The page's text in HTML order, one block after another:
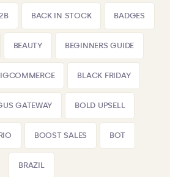
BACK IN STOCK BADGES
BEAUTY BEGINNERS GUIDE
BLACK FRIDAY
GATEWAY BOLD UPSELL
BOOST SALES BOT
BRAZIL